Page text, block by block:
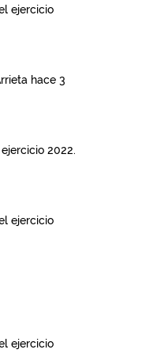
ejercicio
hace 3
2022.
ejercicio
ejercicio